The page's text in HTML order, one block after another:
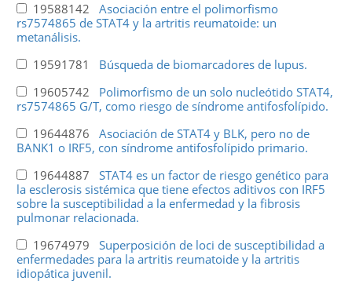
19588142 Asociación entre el polimorfismo
rs7574865 de STAT4 y la artritis reumatoide: un
metanálisis.
19591781 Búsqueda de biomarcadores de lupus.
19605742 Polimorfismo de un solo nucleótido STAT4,
rs7574865 G/T, como riesgo de síndrome antifosfolípido.
19644876 Asociación de STAT4 y BLK, pero no de
BANK1 o IRF5, con síndrome antifosfolípido primario.
19644887 STAT4 es un factor de riesgo genético para
la esclerosis sistémica que tiene efectos aditivos con IRF5
sobre la susceptibilidad a la enfermedad y la fibrosis
pulmonar relacionada.
19674979 Superposición de loci de susceptibilidad a
enfermedades para la artritis reumatoide y la artritis
idiopática juvenil.